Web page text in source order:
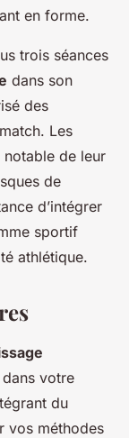
en forme.
trois séances
dans son
des
Les
notable de leur
de
d’intégrer
sportif
athlétique.
votre
du
vos méthodes